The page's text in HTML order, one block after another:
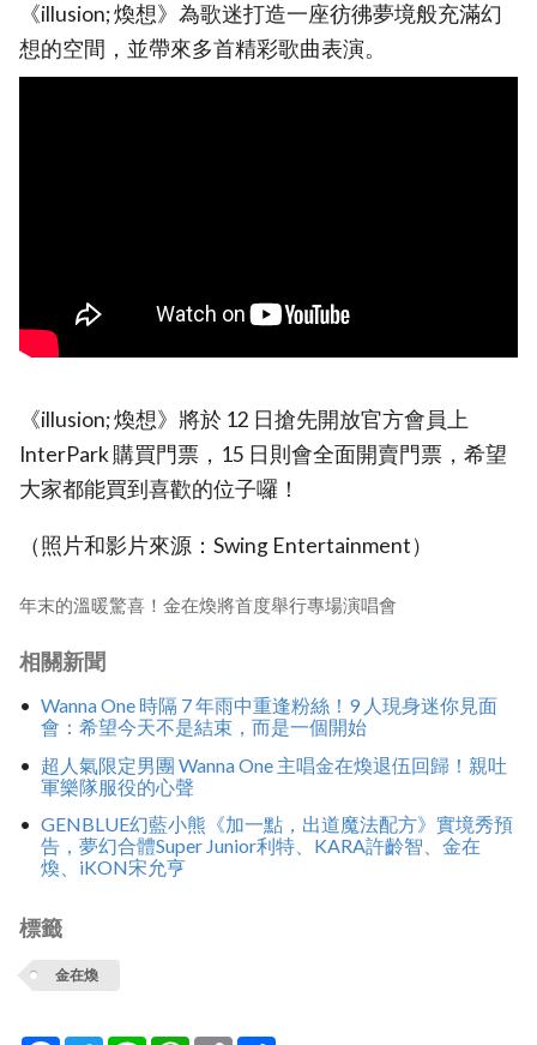
《illusion; 煥想》為歌迷打造一座彷彿夢境般充滿幻
想的空間，並帶來多首精彩歌曲表演。
《illusion; 煥想》將於 12 日搶先開放官方會員上
InterPark 購買門票，15 日則會全面開賣門票，希望
大家都能買到喜歡的位子囉！
（照片和影片來源：Swing Entertainment）
年末的溫暖驚喜！金在煥將首度舉行專場演唱會
相關新聞
Wanna One 時隔 7 年雨中重逢粉絲！9 人現身迷你見面
會：希望今天不是結束，而是一個開始
超人氣限定男團 Wanna One 主唱金在煥退伍回歸！親吐
軍樂隊服役的心聲
GENBLUE幻藍小熊《加一點，出道魔法配方》實境秀預
告，夢幻合體Super Junior利特、KARA許齡智、金在
煥、iKON宋允亨
標籤
金在煥